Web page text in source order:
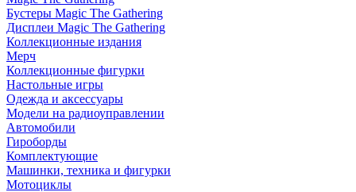
Бустеры Magic The Gathering
Дисплеи Magic The Gathering
Коллекционные издания
Мерч
Коллекционные фигурки
Настольные игры
Одежда и аксессуары
Модели на радиоуправлении
Автомобили
Гироборды
Комплектующие
Машинки, техника и фигурки
Мотоциклы